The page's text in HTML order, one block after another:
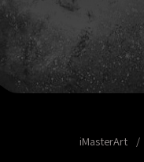
iMasterArt